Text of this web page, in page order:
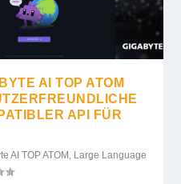
AI TOP ATOM
API FÜR
AI TOP ATOM Large Language